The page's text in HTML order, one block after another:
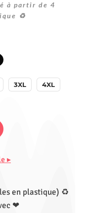
à partir de 4
♻
3XL
4XL
▸
en plastique) ♻
❤